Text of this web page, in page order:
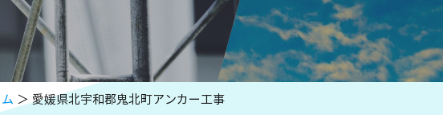
＞ 愛媛県北宇和郡鬼北町アンカー工事